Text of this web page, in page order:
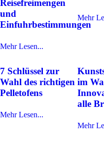
Reisefreimengen
und
Einfuhrbestimmungen
Mehr Lesen...
Mehr
7 Schlüssel zur
Wahl des richtigen
Pelletofens
Mehr Lesen...
im
alle
Mehr